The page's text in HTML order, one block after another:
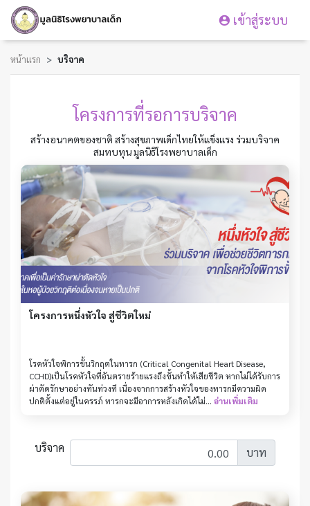
เข้าสู่ระบบ
หน้าแรก บริจาค
โครงการที่รอการบริจาค
สร้างอนาคตของชาติ สร้างสุขภาพเด็กไทยให้แข็งแรง ร่วมบริจาค
สมทบทุน มูลนิธิโรงพยาบาลเด็ก
โครงการหนึ่งหัวใจ สู่ชีวิตใหม่
โรคหัวใจพิการขั้นวิกฤตในทารก (Critical Congenital Heart Disease,
CCHD)เป็นโรคหัวใจที่อันตรายร้ายแรงถึงขั้นทำให้เสียชีวิต หากไม่ได้รับการ
ผ่าตัดรักษาอย่างทันท่วงที เนื่องจากการสร้างหัวใจของทารกมีความผิด
ปกติตั้งแต่อยู่ในครรภ์ ทารกจะมีอาการหลังเกิดได้ไม่... อ่านเพิ่มเติม
บริจาค บาท